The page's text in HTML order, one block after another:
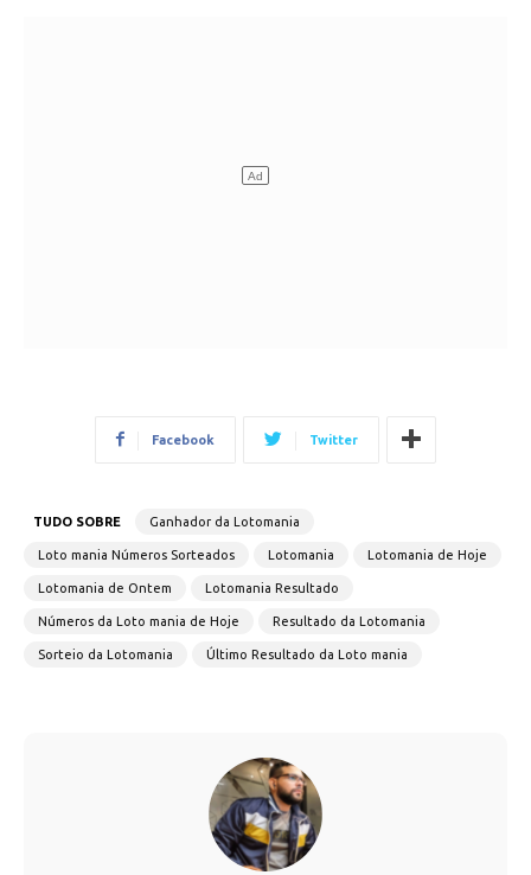
Facebook Twitter
TUDO SOBRE Ganhador da Lotomania
Loto mania Números Sorteados Lotomania Lotomania de Hoje
Lotomania de Ontem Lotomania Resultado
Números da Loto mania de Hoje Resultado da Lotomania
Sorteio da Lotomania Último Resultado da Loto mania